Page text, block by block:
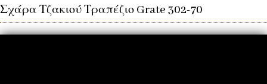
Σχάρα Τζακιού Τραπέζιο Grate 302-70